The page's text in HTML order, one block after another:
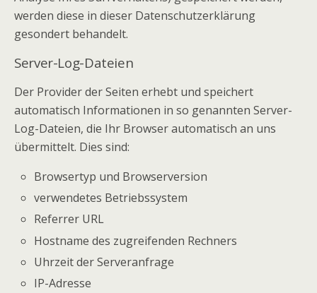
werden diese in dieser Datenschutzerklärung
gesondert behandelt.
Server-Log-Dateien
Der Provider der Seiten erhebt und speichert
automatisch Informationen in so genannten Server-
Log-Dateien, die Ihr Browser automatisch an uns
übermittelt. Dies sind:
Browsertyp und Browserversion
verwendetes Betriebssystem
Referrer URL
Hostname des zugreifenden Rechners
Uhrzeit der Serveranfrage
IP-Adresse